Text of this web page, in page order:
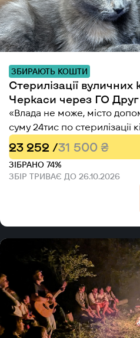
ЗБИРАЮТЬ КОШТИ
Стерилізації вуличних
Черкаси через ГО Друг
«Влада не може, місто
суму 24тис по стерилізації
23 252 /31 500 ₴
ЗІБРАНО 74%
ЗБІР ТРИВАЄ ДО 26.10.2026